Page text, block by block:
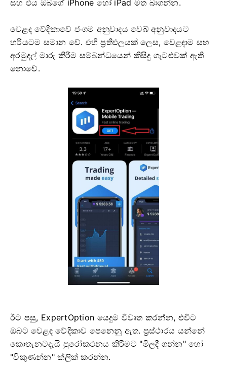
සහ එය ඔබගේ iPhone හෝ iPad මත බාගන්න.
වෙළඳ වේදිකාවේ ජංගම අනුවාදය වෙබ් අනුවාදයට
හරියටම සමාන වේ. එහි ප්‍රතිඵලයක් ලෙස, වෙළඳාම සහ
අරමුදල් මාරු කිරීම සම්බන්ධයෙන් කිසිදු ගැටළුවක් ඇති
නොවේ.
ඊට පසු, ExpertOption යෙදුම විවෘත කරන්න, එවිට
ඔබට වෙළඳ වේදිකාව පෙනෙනු ඇත. ප්‍රස්ථාරය යන්නේ
කොතැනටදැයි පුරෝකථනය කිරීමට "මිලදී ගන්න" හෝ
"විකුණන්න" ක්ලික් කරන්න.